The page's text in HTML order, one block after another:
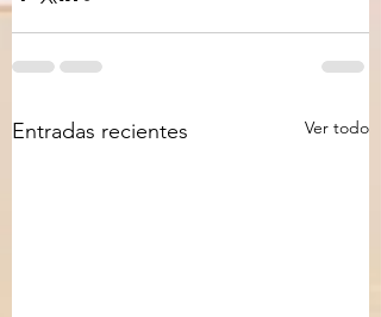
Entradas recientes Ver todo